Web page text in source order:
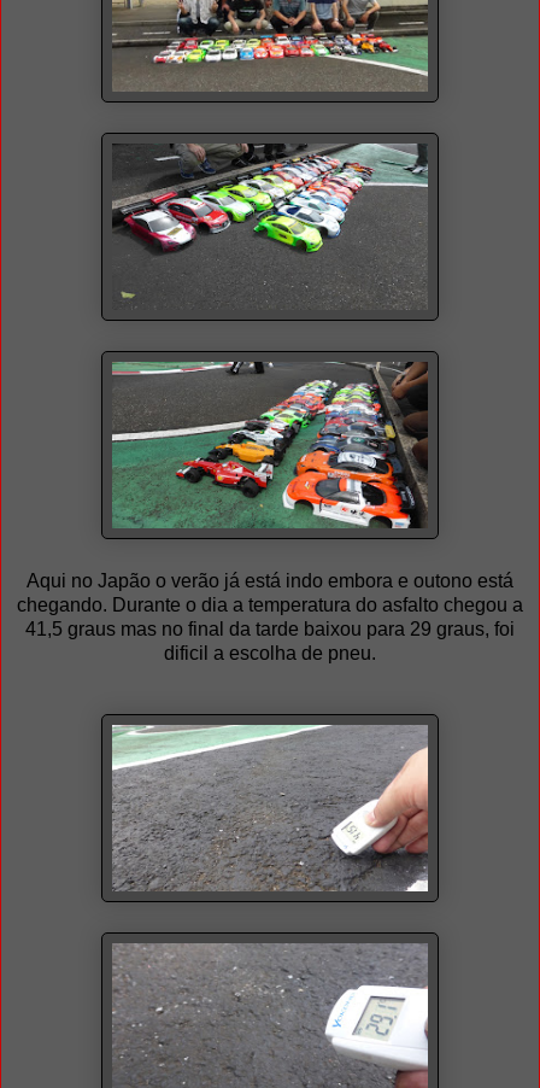
Aqui no Japão o verão já está indo embora e outono está
chegando. Durante o dia a temperatura do asfalto chegou a
41,5 graus mas no final da tarde baixou para 29 graus, foi
dificil a escolha de pneu.